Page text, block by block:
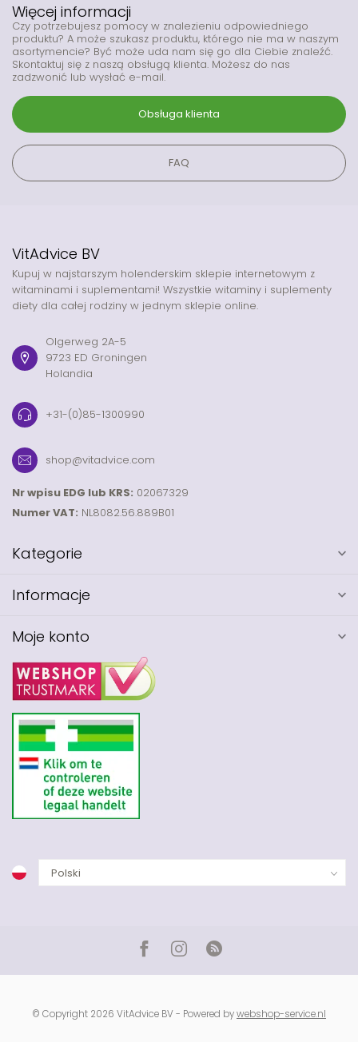
Więcej informacji
Czy potrzebujesz pomocy w znalezieniu odpowiedniego
produktu? A może szukasz produktu, którego nie ma w naszym
asortymencie? Być może uda nam się go dla Ciebie znaleźć.
Skontaktuj się z naszą obsługą klienta. Możesz do nas
zadzwonić lub wysłać e-mail.
Obsługa klienta
FAQ
VitAdvice BV
Kupuj w najstarszym holenderskim sklepie internetowym z
witaminami i suplementami! Wszystkie witaminy i suplementy
diety dla całej rodziny w jednym sklepie online.
Olgerweg 2A-5
9723 ED Groningen
Holandia
+31-(0)85-1300990
shop@vitadvice.com
Nr wpisu EDG lub KRS: 02067329
Numer VAT: NL8082.56.889B01
Kategorie
Informacje
Moje konto
© Copyright 2026 VitAdvice BV - Powered bywebshop-service.nl